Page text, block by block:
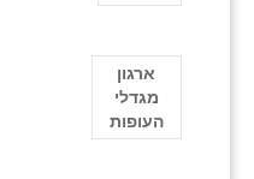
ארגון
מגדלי
העופות